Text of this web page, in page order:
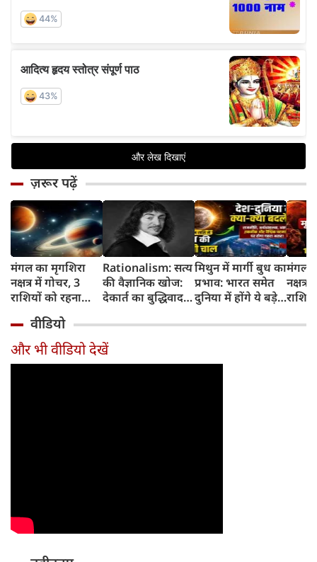
ज़रूर पढ़ें
मंगल का मृगशिरा
नक्षत्र में गोचर, 3
राशियों को रहना
सावधान
Rationalism: सत्य
की वैज्ञानिक खोज:
देकार्त का बुद्धिवाद
का जन्म
मिथुन में मार्गी बुध का
प्रभाव: भारत समेत
दुनिया में होंगे ये बड़े
मंगल
नक्षत्र
किसे
वीडियो
और भी वीडियो देखें